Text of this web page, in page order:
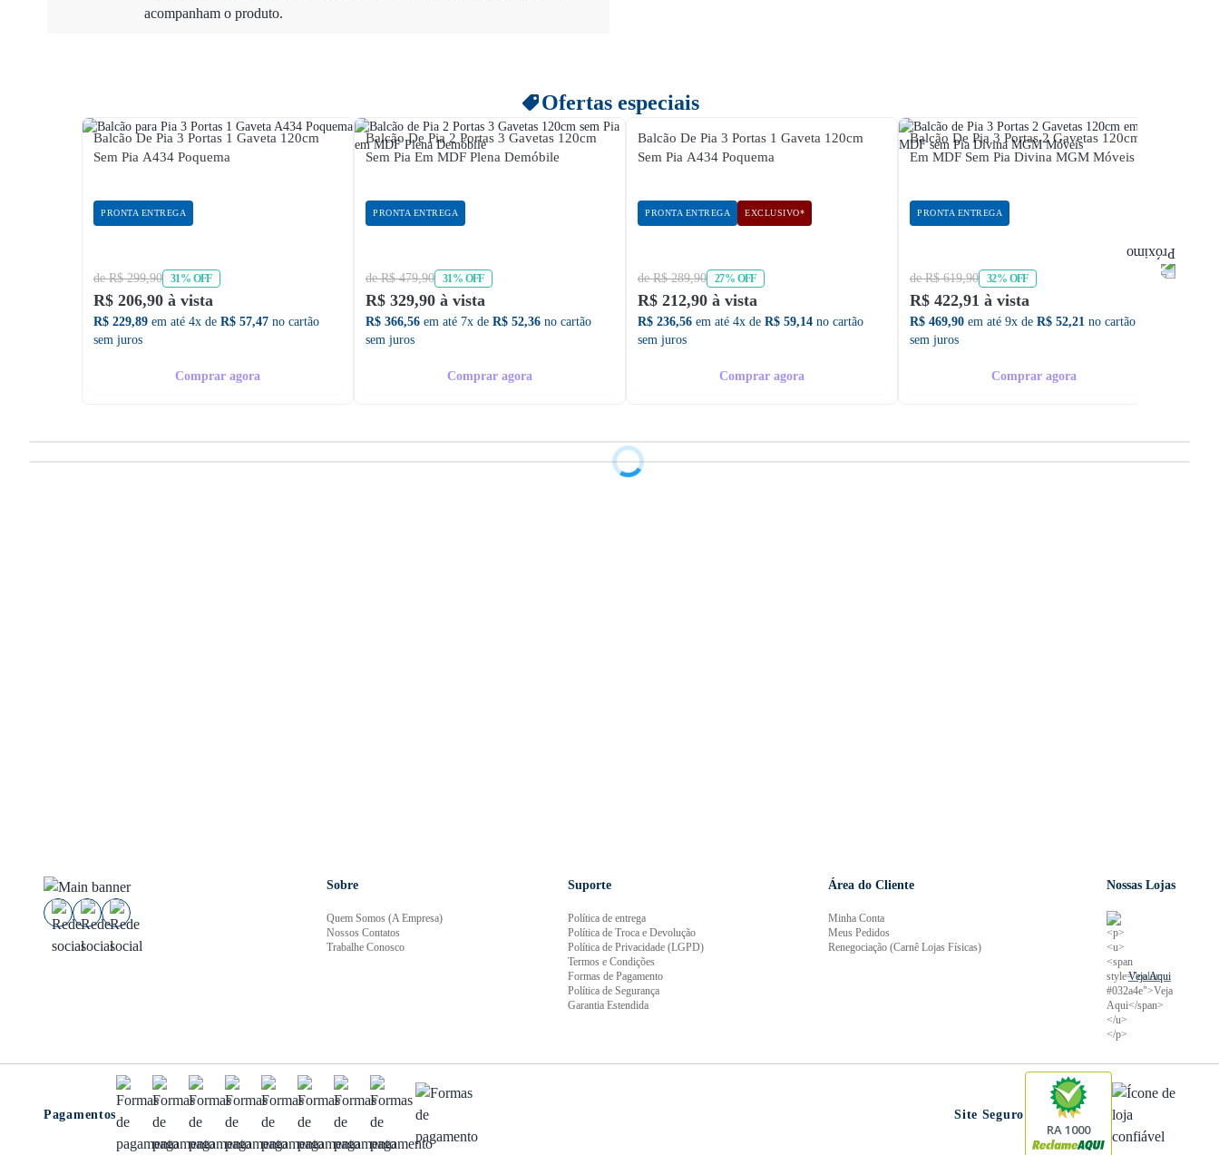
acompanham o produto.
Ofertas especiais
Balcão De Pia 3 Portas 1 Gaveta 120cm
Sem Pia A434 Poquema
PRONTA ENTREGA
de R$ 299,90 31% OFF
R$ 206,90 à vista
R$ 229,89 em até 4x de R$ 57,47 no cartão
sem juros
Comprar agora
Balcão De Pia 2 Portas 3 Gavetas 120cm
Sem Pia Em MDF Plena Demóbile
PRONTA ENTREGA
de R$ 479,90 31% OFF
R$ 329,90 à vista
R$ 366,56 em até 7x de R$ 52,36 no cartão
sem juros
Comprar agora
Balcão De Pia 3 Portas 1 Gaveta 120cm
Sem Pia A434 Poquema
PRONTA ENTREGA EXCLUSIVO*
de R$ 289,90 27% OFF
R$ 212,90 à vista
R$ 236,56 em até 4x de R$ 59,14 no cartão
sem juros
Comprar agora
Balcão De Pia 3 Portas 2 Gavetas 120cm
Em MDF Sem Pia Divina MGM Móveis
PRONTA ENTREGA
de R$ 619,90 32% OFF
R$ 422,91 à vista
R$ 469,90 em até 9x de R$ 52,21 no cartão
sem juros
Comprar agora
Sobre
Quem Somos (A Empresa)
Nossos Contatos
Trabalhe Conosco
Suporte
Política de entrega
Política de Troca e Devolução
Política de Privacidade (LGPD)
Termos e Condições
Formas de Pagamento
Política de Segurança
Garantia Estendida
Área do Cliente
Minha Conta
Meus Pedidos
Renegociação (Carnê Lojas Físicas)
Nossas Lojas
Veja Aqui
Pagamentos Site Seguro
RA 1000